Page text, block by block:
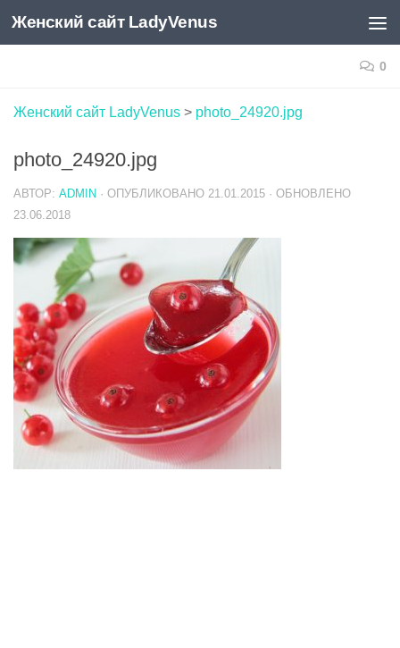
Skip to content
Женский сайт LadyVenus
0
Женский сайт LadyVenus > photo_24920.jpg
photo_24920.jpg
АВТОР: ADMIN · ОПУБЛИКОВАНО 21.01.2015 · ОБНОВЛЕНО
23.06.2018